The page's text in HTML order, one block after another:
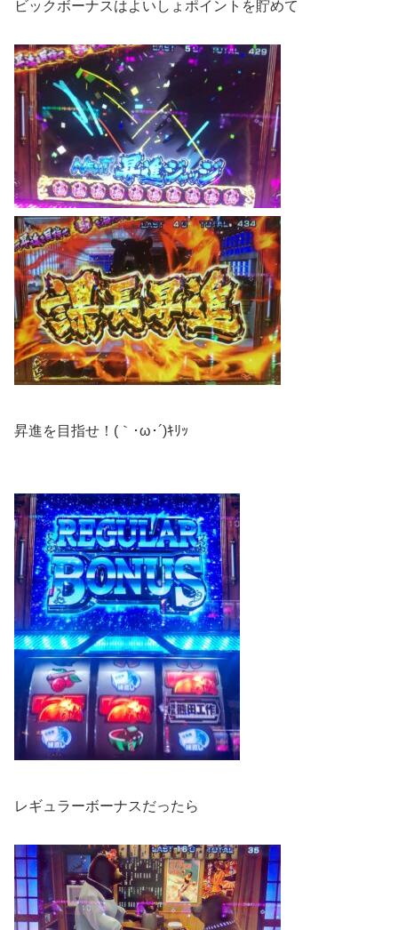
ビックボーナスはよいしょポイントを貯めて
昇進を目指せ！(｀･ω･´)ｷﾘｯ
レギュラーボーナスだったら